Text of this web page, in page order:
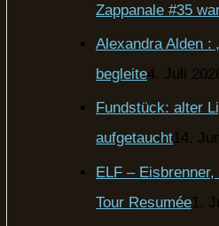
Zappanale #35
Alexandra Alden :
begleite4. Juli
Fundstück: alter
aufgetaucht14.
ELF –
Tour Resumée1.